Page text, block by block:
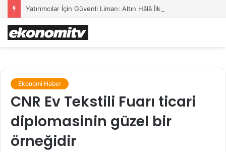
Yatırımcılar İçin Güvenli Liman: Altın Hâlâ İlk Sırada mı?
Ekonomi Haber
CNR Ev Tekstili Fuarı ticari
diplomasinin güzel bir
örneğidir